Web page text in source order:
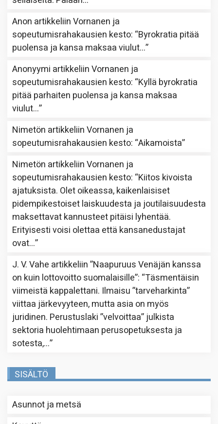
Anon artikkeliinVornanen ja
sopeutumisrahakausien kesto: “Byrokratia pitää
puolensa ja kansa maksaa viulut…”
Anonyymi artikkeliinVornanen ja
sopeutumisrahakausien kesto: “Kyllä byrokratia
pitää parhaiten puolensa ja kansa maksaa
viulut…”
Nimetön artikkeliinVornanen ja
sopeutumisrahakausien kesto: “Aikamoista”
Nimetön artikkeliinVornanen ja
sopeutumisrahakausien kesto: “Kiitos kivoista
ajatuksista. Olet oikeassa, kaikenlaisiset
pidempikestoiset laiskuudesta ja joutilaisuudesta
maksettavat kannusteet pitäisi lyhentää.
Erityisesti voisi olettaa että kansanedustajat
ovat…”
J. V. Vahe artikkeliin”Naapuruus Venäjän kanssa
on kuin lottovoitto suomalaisille”: “Täsmentäisin
viimeistä kappalettani. Ilmaisu ”tarveharkinta”
viittaa järkevyyteen, mutta asia on myös
juridinen. Perustuslaki ”velvoittaa” julkista
sektoria huolehtimaan perusopetuksesta ja
sotesta,…”
SISÄLTÖ
Asunnot ja metsä